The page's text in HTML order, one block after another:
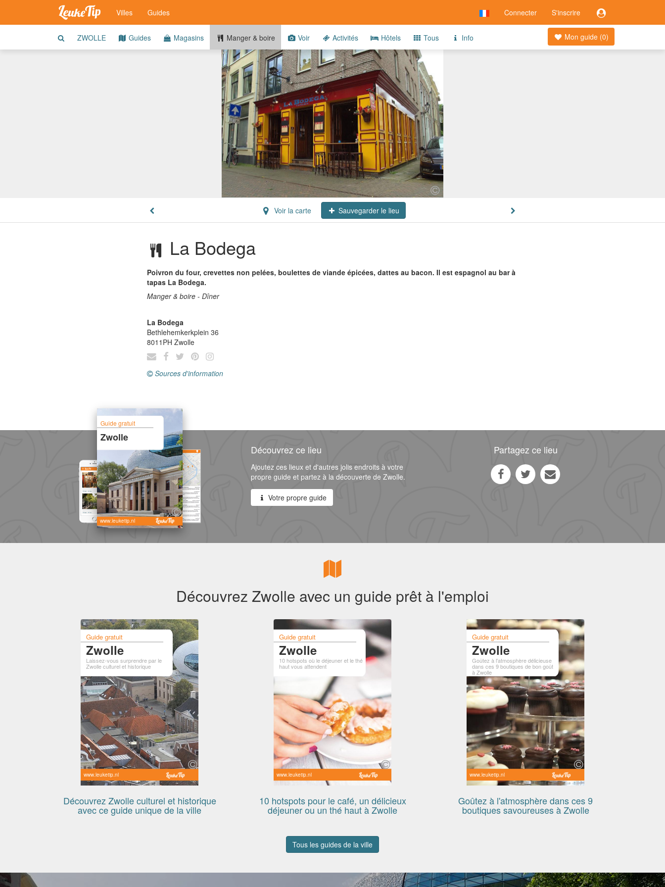
Connecter S'inscrire
Villes Guides
Mon guide (0)
ZWOLLE Guides Magasins Manger & boire Voir Activités Hôtels Tous Info
Voir la carte Sauvegarder le lieu
La Bodega
Poivron du four, crevettes non pelées, boulettes de viande épicées, dattes au bacon. Il est espagnol au bar à
tapas La Bodega.
Manger & boire - Dîner
La Bodega
Bethlehemkerkplein 36
8011PH Zwolle
Sources d'information
Guide gratuit
Zwolle
www.leuketip.nl
Découvrez ce lieu
Ajoutez ces lieux et d'autres jolis endroits à votre
propre guide et partez à la découverte de Zwolle.
Votre propre guide
Partagez ce lieu
Découvrez Zwolle avec un guide prêt à l'emploi
Guide gratuit
Zwolle
Laissez-vous surprendre par le
Zwolle culturel et historique
www.leuketip.nl
Découvrez Zwolle culturel et historique
avec ce guide unique de la ville
Guide gratuit
Zwolle
10 hotspots où le déjeuner et le thé
haut vous attendent
www.leuketip.nl
10 hotspots pour le café, un délicieux
déjeuner ou un thé haut à Zwolle
Guide gratuit
Zwolle
Goûtez à l'atmosphère délicieuse
dans ces 9 boutiques de bon goût
à Zwolle
www.leuketip.nl
Goûtez à l'atmosphère dans ces 9
boutiques savoureuses à Zwolle
Tous les guides de la ville